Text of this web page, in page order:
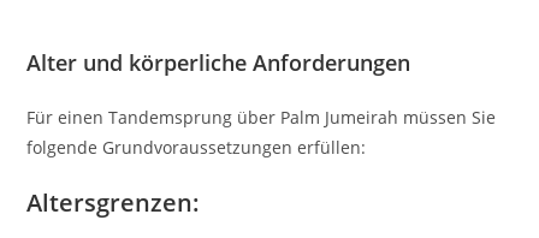
Alter und körperliche Anforderungen
Für einen Tandemsprung über Palm Jumeirah müssen Sie
folgende Grundvoraussetzungen erfüllen:
Altersgrenzen: